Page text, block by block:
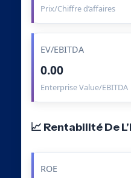
Prix/Chiffre d’affaires
EV/EBITDA
0.00
Enterprise Value/EBITDA
📈 Rentabilité De
ROE